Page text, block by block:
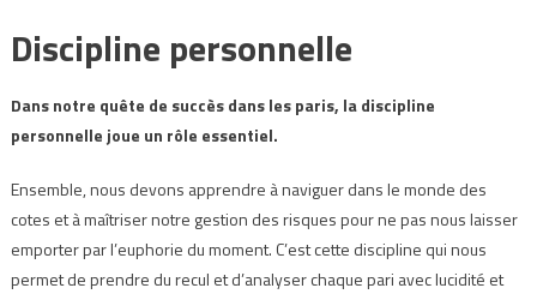
Discipline personnelle
Dans notre quête de succès dans les paris, la discipline
personnelle joue un rôle essentiel.
Ensemble, nous devons apprendre à naviguer dans le monde des
cotes et à maîtriser notre gestion des risques pour ne pas nous laisser
emporter par l’euphorie du moment. C’est cette discipline qui nous
permet de prendre du recul et d’analyser chaque pari avec lucidité et